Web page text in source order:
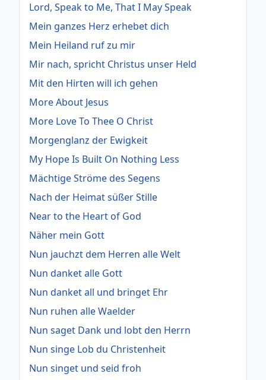
Lord, Speak to Me, That I May Speak
Mein ganzes Herz erhebet dich
Mein Heiland ruf zu mir
Mir nach, spricht Christus unser Held
Mit den Hirten will ich gehen
More About Jesus
More Love To Thee O Christ
Morgenglanz der Ewigkeit
My Hope Is Built On Nothing Less
Mächtige Ströme des Segens
Nach der Heimat süßer Stille
Near to the Heart of God
Näher mein Gott
Nun jauchzt dem Herren alle Welt
Nun danket alle Gott
Nun danket all und bringet Ehr
Nun ruhen alle Waelder
Nun saget Dank und lobt den Herrn
Nun singe Lob du Christenheit
Nun singet und seid froh